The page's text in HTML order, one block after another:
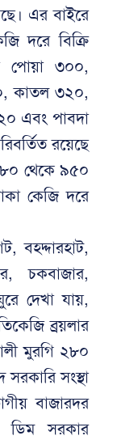
এর বাইরে
দরে বিক্রি
পোয়া ৩০০,
কাতল ৩২০,
এবং পাবদা
রয়েছে
থেকে ৯৫০
কেজি দরে
বহদ্দারহাট,
চকবাজার,
দেখা যায়,
ব্রয়লার
মুরগি ২৮০
সংস্থা
বাজারদর
ডিম সরকার